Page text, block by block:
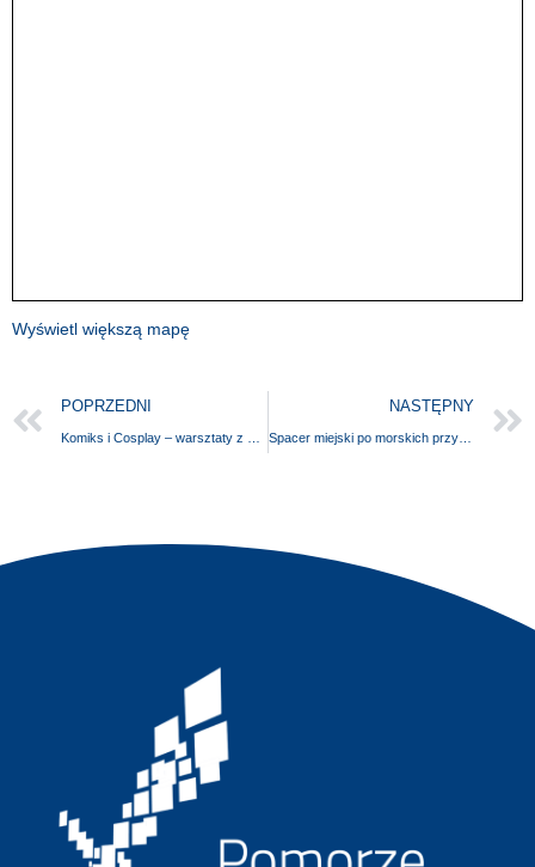
Wyświetl większą mapę
POPRZEDNI NASTĘPNY
Spacer miejski po morskich przygodach z Tomaszem Wieczorkiem.